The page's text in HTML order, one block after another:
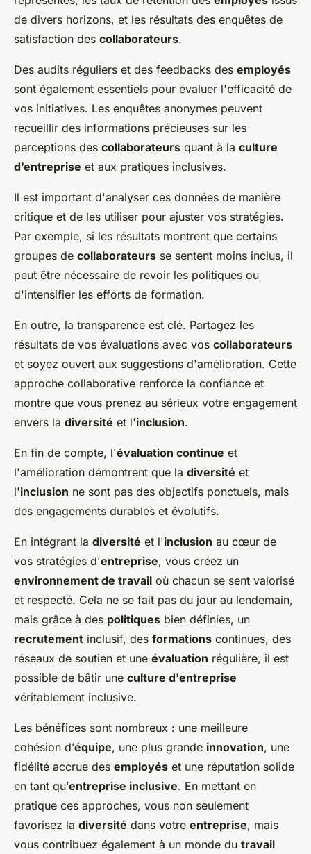
de divers horizons, et les résultats des enquêtes de
satisfaction des collaborateurs.
Des audits réguliers et des feedbacks des employés
sont également essentiels pour évaluer l'efficacité de
vos initiatives. Les enquêtes anonymes peuvent
recueillir des informations précieuses sur les
perceptions des collaborateurs quant à la culture
d’entreprise et aux pratiques inclusives.
Il est important d'analyser ces données de manière
critique et de les utiliser pour ajuster vos stratégies.
Par exemple, si les résultats montrent que certains
groupes de collaborateurs se sentent moins inclus, il
peut être nécessaire de revoir les politiques ou
d'intensifier les efforts de formation.
En outre, la transparence est clé. Partagez les
résultats de vos évaluations avec vos collaborateurs
et soyez ouvert aux suggestions d'amélioration. Cette
approche collaborative renforce la confiance et
montre que vous prenez au sérieux votre engagement
envers la diversité et l'inclusion.
En fin de compte, l'évaluation continue et
l'amélioration démontrent que la diversité et
l'inclusion ne sont pas des objectifs ponctuels, mais
des engagements durables et évolutifs.
En intégrant la diversité et l'inclusion au cœur de
vos stratégies d'entreprise, vous créez un
environnement de travail où chacun se sent valorisé
et respecté. Cela ne se fait pas du jour au lendemain,
mais grâce à des politiques bien définies, un
recrutement inclusif, des formations continues, des
réseaux de soutien et une évaluation régulière, il est
possible de bâtir une culture d'entreprise
véritablement inclusive.
Les bénéfices sont nombreux : une meilleure
cohésion d’équipe, une plus grande innovation, une
fidélité accrue des employés et une réputation solide
en tant qu’entreprise inclusive. En mettant en
pratique ces approches, vous non seulement
favorisez la diversité dans votre entreprise, mais
vous contribuez également à un monde du travail